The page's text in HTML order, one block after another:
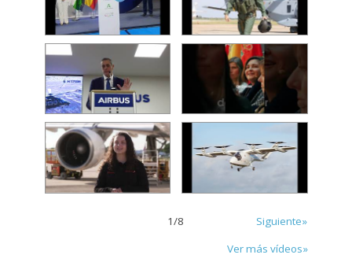
1/8
Siguiente»
Ver más vídeos»